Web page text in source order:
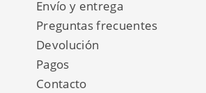
Envío y entrega
Preguntas frecuentes
Devolución
Pagos
Contacto